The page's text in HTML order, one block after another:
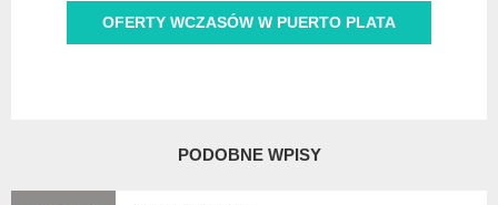
OFERTY WCZASÓW W PUERTO PLATA
PODOBNE WPISY